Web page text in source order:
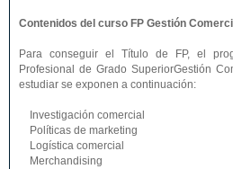
Contenidos del curso FP Gestión
Para conseguir el Título de FP, el
Profesional de Grado SuperiorGestión
estudiar se exponen a continuación:
Investigación comercial
Políticas de marketing
Logística comercial
Merchandising